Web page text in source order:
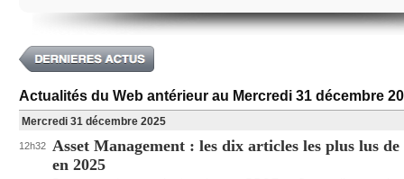
Actualités du Web antérieur au Mercredi 31 décembre
Mercredi 31 décembre 2025
12h32 Asset Management : les dix articles les plus lus de
en 2025